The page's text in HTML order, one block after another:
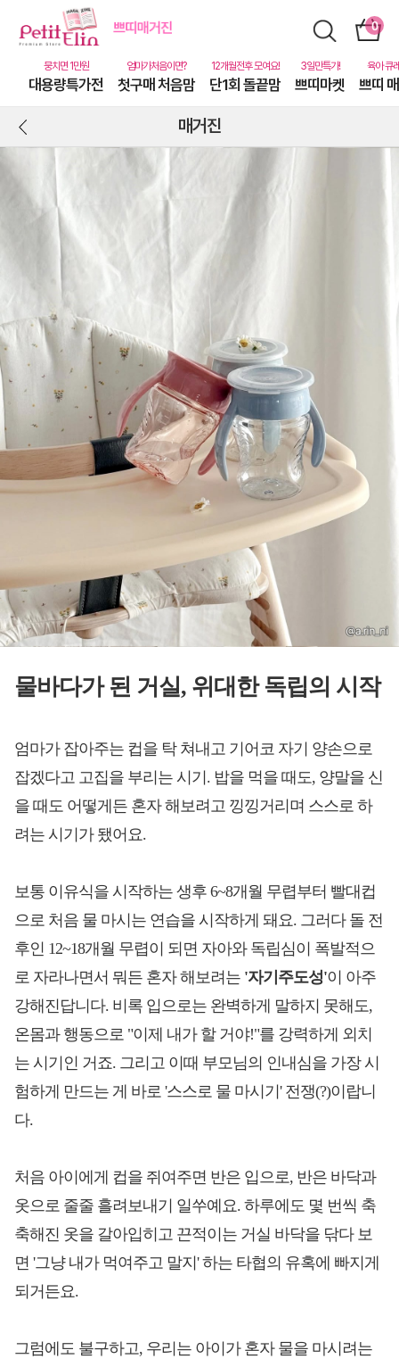
대용량특가전 첫구매 처음맘 단1회 돌끝맘 쁘띠마켓 쁘띠
매거진
물바다가 된 거실, 위대한 독립의 시작
엄마가 잡아주는 컵을 탁 쳐내고 기어코 자기 양손으로
잡겠다고 고집을 부리는 시기. 밥을 먹을 때도, 양말을 신
을 때도 어떻게든 혼자 해보려고 낑낑거리며 스스로 하
려는 시기가 됐어요.
보통 이유식을 시작하는 생후 6~8개월 무렵부터 빨대컵
으로 처음 물 마시는 연습을 시작하게 돼요. 그러다 돌 전
후인 12~18개월 무렵이 되면 자아와 독립심이 폭발적으
로 자라나면서 뭐든 혼자 해보려는 '자기주도성'이 아주
강해진답니다. 비록 입으로는 완벽하게 말하지 못해도,
온몸과 행동으로 "이제 내가 할 거야!"를 강력하게 외치
는 시기인 거죠. 그리고 이때 부모님의 인내심을 가장 시
험하게 만드는 게 바로 '스스로 물 마시기' 전쟁(?)이랍니
다.
처음 아이에게 컵을 쥐여주면 반은 입으로, 반은 바닥과
옷으로 줄줄 흘려보내기 일쑤예요. 하루에도 몇 번씩 축
축해진 옷을 갈아입히고 끈적이는 거실 바닥을 닦다 보
면 '그냥 내가 먹여주고 말지' 하는 타협의 유혹에 빠지게
되거든요.
그럼에도 불구하고, 우리는 아이가 혼자 물을 마시려는